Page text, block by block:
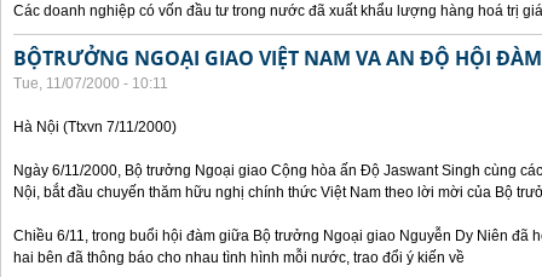
Các doanh nghiệp có vốn đầu tư trong nước đã xuất khẩu lượng hàng hoá trị
BỘTRƯỞNG NGOẠI GIAO VIỆT NAM VA AN ĐỘ HỘI ĐÀM
Tue, 11/07/2000 - 10:11
Hà Nội (Ttxvn 7/11/2000)
Ngày 6/11/2000, Bộ trưởng Ngoại giao Cộng hòa ấn Độ Jaswant Singh cùng
Nội, bắt đầu chuyến thăm hữu nghị chính thức Việt Nam theo lời mời của Bộ
Chiều 6/11, trong buổi hội đàm giữa Bộ trưởng Ngoại giao Nguyễn Dy Niên đã
hai bên đã thông báo cho nhau tình hình mỗi nước, trao đổi ý kiến về